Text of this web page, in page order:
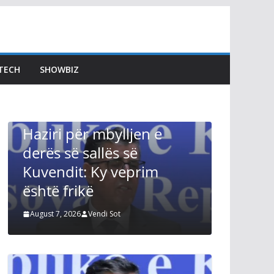
SHOWBIZ
e
së
Gjini: Sonte Kosovën e
qytetarët dhe miqtë
zezë vendit
August 7, 2026